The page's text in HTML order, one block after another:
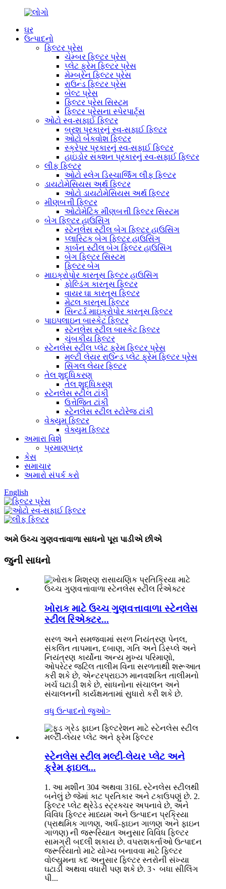
ઘર
ઉત્પાદનો
ફિલ્ટર પ્રેસ
ચેમ્બર ફિલ્ટર પ્રેસ
પ્લેટ ફ્રેમ ફિલ્ટર પ્રેસ
મેમ્બ્રેન ફિલ્ટર પ્રેસ
રાઉન્ડ ફિલ્ટર પ્રેસ
બેલ્ટ પ્રેસ
ફિલ્ટર પ્રેસ સિસ્ટમ
ફિલ્ટર પ્રેસના સ્પેરપાર્ટ્સ
ઓટો સ્વ-સફાઈ ફિલ્ટર
બ્રશ પ્રકારનું સ્વ-સફાઈ ફિલ્ટર
ઓટો બેકવોશ ફિલ્ટર
સ્ક્રેપર પ્રકારનું સ્વ-સફાઈ ફિલ્ટર
હાઇડોર સક્શન પ્રકારનું સ્વ-સફાઈ ફિલ્ટર
લીફ ફિલ્ટર
ઓટો સ્લેગ ડિસ્ચાર્જિંગ લીફ ફિલ્ટર
ડાયટોમેસિયસ અર્થ ફિલ્ટર
ઓટો ડાયટોમેસિયસ અર્થ ફિલ્ટર
મીણબત્તી ફિલ્ટર
ઓટોમેટિક મીણબત્તી ફિલ્ટર સિસ્ટમ
બેગ ફિલ્ટર હાઉસિંગ
સ્ટેનલેસ સ્ટીલ બેગ ફિલ્ટર હાઉસિંગ
પ્લાસ્ટિક બેગ ફિલ્ટર હાઉસિંગ
કાર્બન સ્ટીલ બેગ ફિલ્ટર હાઉસિંગ
બેગ ફિલ્ટર સિસ્ટમ
ફિલ્ટર બેગ
માઇક્રોપોર કારતૂસ ફિલ્ટર હાઉસિંગ
ફોલ્ડિંગ કારતૂસ ફિલ્ટર
વાયર ઘા કારતૂસ ફિલ્ટર
મેટલ કારતૂસ ફિલ્ટર
સિન્ટર્ડ માઇક્રોપોર કારતૂસ ફિલ્ટર
પાઇપલાઇન બાસ્કેટ ફિલ્ટર
સ્ટેનલેસ સ્ટીલ બાસ્કેટ ફિલ્ટર
ચુંબકીય ફિલ્ટર
સ્ટેનલેસ સ્ટીલ પ્લેટ ફ્રેમ ફિલ્ટર પ્રેસ
મલ્ટી લેયર રાઉન્ડ પ્લેટ ફ્રેમ ફિલ્ટર પ્રેસ
સિંગલ લેયર ફિલ્ટર
તેલ શુદ્ધિકરણ
તેલ શુદ્ધિકરણ
સ્ટેનલેસ સ્ટીલ ટાંકી
ઉત્તેજિત ટાંકી
સ્ટેનલેસ સ્ટીલ સ્ટોરેજ ટાંકી
વેક્યુમ ફિલ્ટર
વેક્યુમ ફિલ્ટર
અમારા વિશે
પ્રમાણપત્ર
કેસ
સમાચાર
અમારો સંપર્ક કરો
English
અમે ઉચ્ચ ગુણવત્તાવાળા સાધનો પૂરા પાડીએ છીએ
જુની સાધનો
ખોરાક માટે ઉચ્ચ ગુણવત્તાવાળા સ્ટેનલેસ
સ્ટીલ રિએક્ટર...
સરળ અને સમજવામાં સરળ નિયંત્રણ પેનલ,
સંકલિત તાપમાન, દબાણ, ગતિ અને ડિસ્પ્લે અને
નિયંત્રણ કાર્યોના અન્ય મુખ્ય પરિમાણો,
ઓપરેટર જટિલ તાલીમ વિના સરળતાથી શરૂઆત
કરી શકે છે, એન્ટરપ્રાઇઝ માનવશક્તિ તાલીમનો
ખર્ચ ઘટાડી શકે છે, સાધનોના સંચાલન અને
સંચાલનની કાર્યક્ષમતામાં સુધારો કરી શકે છે.
વધુ ઉત્પાદનો જુઓ>
સ્ટેનલેસ સ્ટીલ મલ્ટી-લેયર પ્લેટ અને
ફ્રેમ ફાઇલ...
1. આ મશીન 304 અથવા 316L સ્ટેનલેસ સ્ટીલથી
બનેલું છે જેમાં કાટ પ્રતિકાર અને ટકાઉપણું છે. 2.
ફિલ્ટર પ્લેટ થ્રેડેડ સ્ટ્રક્ચર અપનાવે છે, અને
વિવિધ ફિલ્ટર માધ્યમ અને ઉત્પાદન પ્રક્રિયા
(પ્રાથમિક ગાળણ, અર્ધ-ફાઇન ગાળણ અને ફાઇન
ગાળણ) ની જરૂરિયાત અનુસાર વિવિધ ફિલ્ટર
સામગ્રી બદલી શકાય છે. વપરાશકર્તાઓ ઉત્પાદન
જરૂરિયાતો માટે યોગ્ય બનાવવા માટે ફિલ્ટર
વોલ્યુમના કદ અનુસાર ફિલ્ટર સ્તરોની સંખ્યા
ઘટાડી અથવા વધારી પણ શકે છે. 3、બધા સીલિંગ
પી...